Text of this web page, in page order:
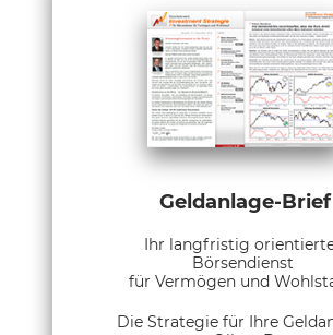
Geldanlage-Brief
Ihr langfristig
Börsendienst
für Vermögen und
Die Strategie für Ihre